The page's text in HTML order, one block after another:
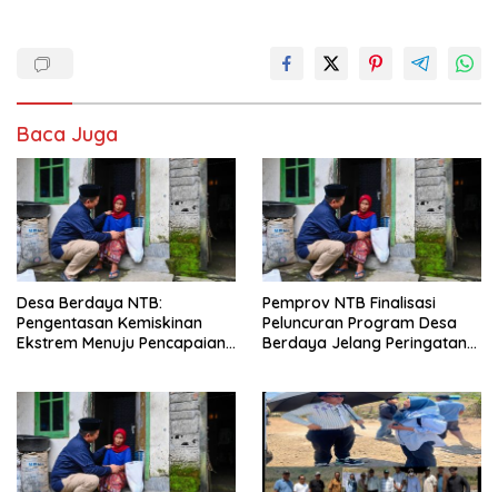
Baca Juga
Desa Berdaya NTB:
Pengentasan Kemiskinan
Ekstrem Menuju Pencapaian
Pemprov NTB Finalisasi
Peluncuran Program Desa
Berdaya Jelang Peringatan